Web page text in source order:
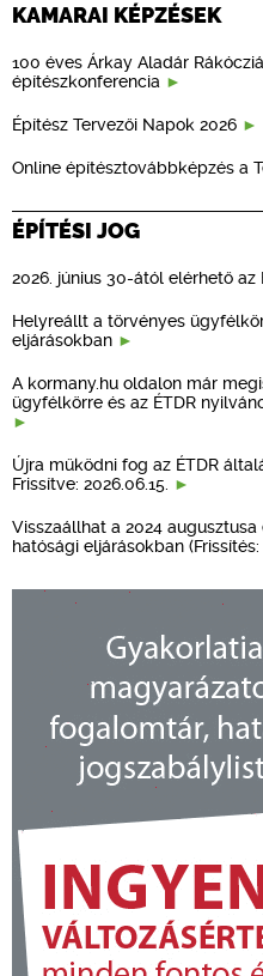
KAMARAI KÉPZÉSEK
100 éves Árkay Aladár
építészkonferencia
Építész Tervezői Napok 2026
Online építésztovábbképzés a
ÉPÍTÉSI JOG
2026. június 30-ától elérhető
Helyreállt a törvényes
eljárásokban
A kormany.hu oldalon már
ügyfélkörre és az ÉTDR
Újra működni fog az ÉTDR
Frissítve: 2026.06.15.
Visszaállhat a 2024
hatósági eljárásokban (Frissítés: